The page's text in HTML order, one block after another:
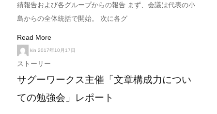
績報告および各グループからの報告 まず、会議は代表の小
島からの全体統括で開始。 次に各グ
Read More
kin 2017年10月17日
ストーリー
サグーワークス主催「文章構成力につい
ての勉強会」レポート